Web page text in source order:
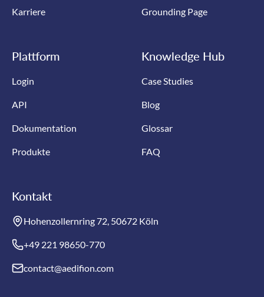
Karriere Grounding Page
Plattform
Login
API
Dokumentation
Produkte
Knowledge Hub
Case Studies
Blog
Glossar
FAQ
Kontakt
Hohenzollernring 72, 50672 Köln
+49 221 98650-770
contact@aedifion.com